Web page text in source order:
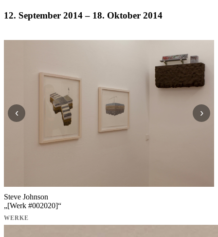
12. September 2014– 18. Oktober 2014
‹ ›
Steve Johnson
„[Werk #002020]“
WERKE